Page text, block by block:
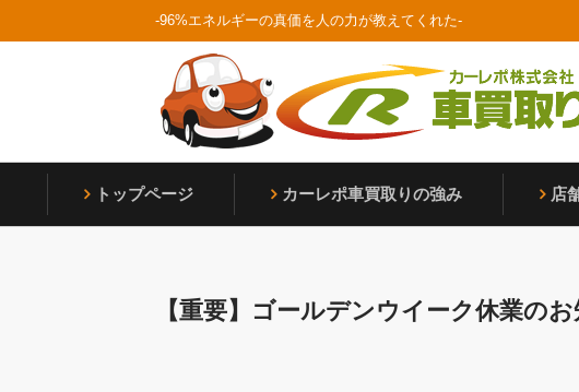
to
-96%エネルギーの真価を人の力が教えてくれた-
Home
トップページ カーレポ⾞買取りの強み 店
【重要】ゴールデンウイーク休業の